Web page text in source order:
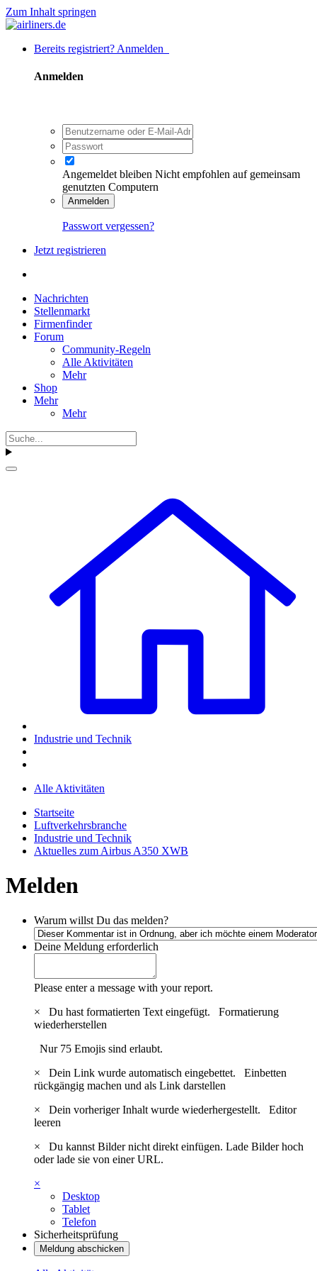
Zum Inhalt springen
Bereits registriert? Anmelden
Anmelden
Angemeldet bleiben Nicht empfohlen auf gemeinsam
genutzten Computern
Anmelden
Passwort vergessen?
Jetzt registrieren
Nachrichten
Stellenmarkt
Firmenfinder
Forum
Community-Regeln
Alle Aktivitäten
Mehr
Shop
Mehr
Mehr
Industrie und Technik
Alle Aktivitäten
Startseite
Luftverkehrsbranche
Industrie und Technik
Aktuelles zum Airbus A350 XWB
Melden
Warum willst Du das melden?
Deine Meldung erforderlich
Please enter a message with your report.
×
Du hast formatierten Text eingefügt. Formatierung
wiederherstellen
Nur 75 Emojis sind erlaubt.
×
Dein Link wurde automatisch eingebettet. Einbetten
rückgängig machen und als Link darstellen
×
Dein vorheriger Inhalt wurde wiederhergestellt. Editor
leeren
×
Du kannst Bilder nicht direkt einfügen. Lade Bilder hoch
oder lade sie von einer URL.
×
Desktop
Tablet
Telefon
Sicherheitsprüfung
Meldung abschicken